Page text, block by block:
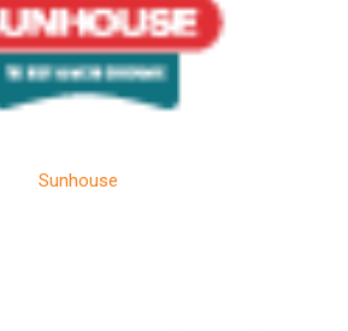
Sunhouse